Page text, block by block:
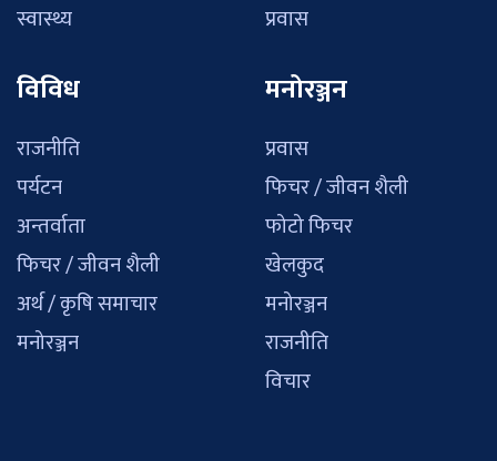
स्वास्थ्य
प्रवास
विविध
राजनीति
पर्यटन
अन्तर्वाता
फिचर / जीवन शैली
अर्थ / कृषि समाचार
मनोरञ्जन
मनोरञ्जन
प्रवास
फिचर / जीवन शैली
फोटो फिचर
खेलकुद
मनोरञ्जन
राजनीति
विचार